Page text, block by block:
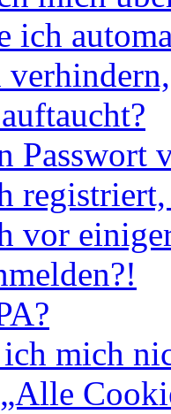
ich
Passwort
vor
mich